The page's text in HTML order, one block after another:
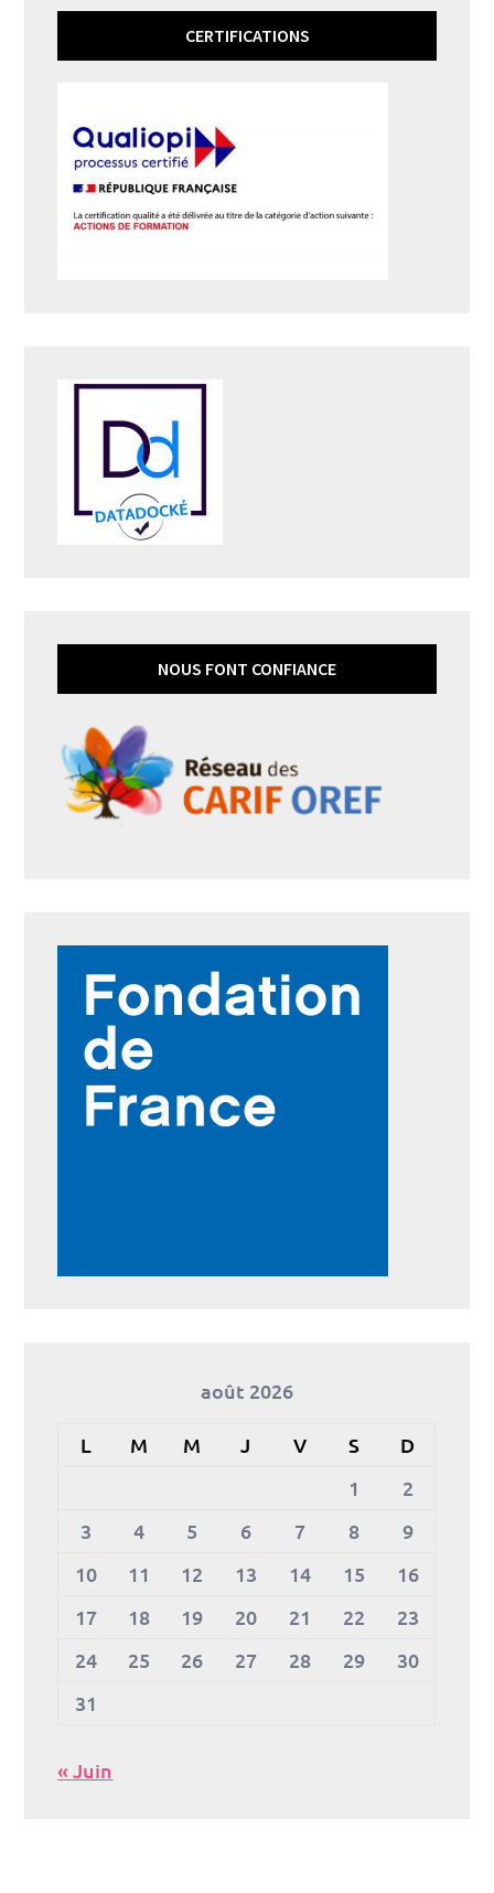
CERTIFICATIONS
NOUS FONT CONFIANCE
août 2026
L M M J V S
D
1
2
3
4 5 6 7 8
9
10
11 12 13 14 15
16
17
18 19 20 21 22
23
24
25 26 27 28 29
30
31
« Juin